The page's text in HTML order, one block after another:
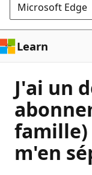
Microsoft Edge
Learn
J'ai un
famille)
m'en